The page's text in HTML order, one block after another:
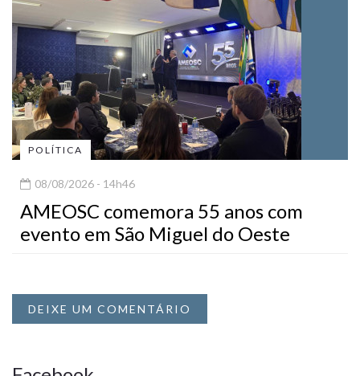
POLÍTICA
08/08/2026 - 14h46
AMEOSC comemora 55 anos com
evento em São Miguel do Oeste
DEIXE UM COMENTÁRIO